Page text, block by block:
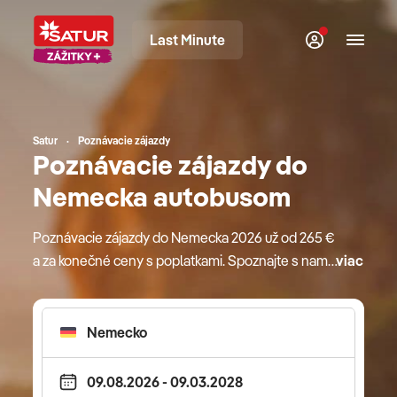
Last Minute
Satur Poznávacie zájazdy
Poznávacie zájazdy do
Nemecka autobusom
Poznávacie zájazdy do Nemecka 2026 už od 265 €
a za konečné ceny s poplatkami. Spoznajte s nami
zámkov, historických pamiatok či malebných
parkov a záhrad. Navyše, naši obľúbení a kvalitní
sprievodcovia vám ukážu krásy Nemecka z úplne
iného uhla pohľadu. Čo všetko zažijete? Legoland
viac